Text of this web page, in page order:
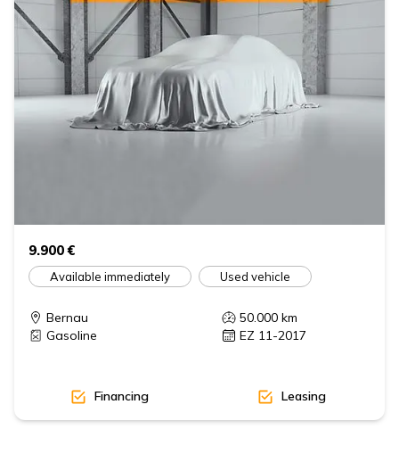
9.900 €
Available immediately Used vehicle
Bernau 50.000 km
Gasoline
EZ 11-2017
Financing Leasing